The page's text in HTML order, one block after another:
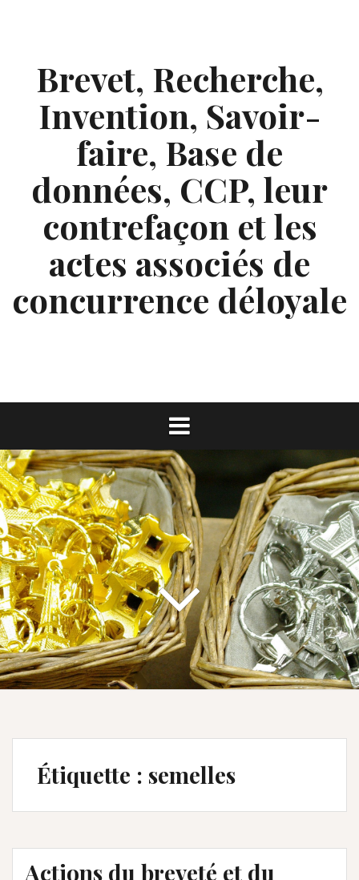
Brevet, Recherche,
Invention, Savoir-
faire, Base de
données, CCP, leur
contrefaçon et les
actes associés de
concurrence déloyale
Étiquette : semelles
Actions du breveté et du